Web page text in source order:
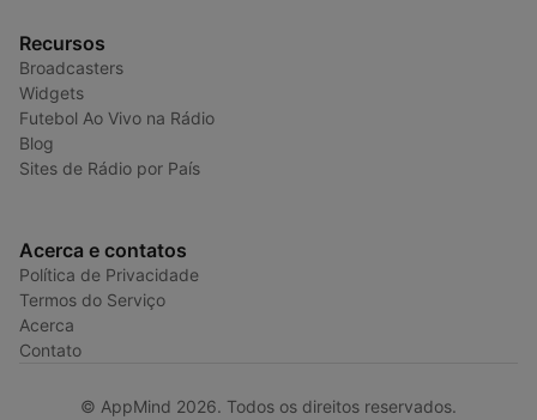
Recursos
Broadcasters
Widgets
Futebol Ao Vivo na Rádio
Blog
Sites de Rádio por País
Acerca e contatos
Política de Privacidade
Termos do Serviço
Acerca
Contato
© AppMind 2026. Todos os direitos reservados.